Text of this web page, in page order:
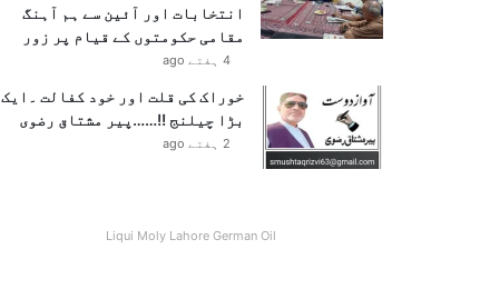
انتخابات اور آئین سے ہم آہنگ
مقامی حکومتوں کے قیام پر زور
4 ہفتے ago
خوراک کی قلت اور خود کفالت ۔ایک
بڑا چیلنج !!……پیر مشتاق رضوی
2 ہفتے ago
Liqui Moly Lahore German Oil